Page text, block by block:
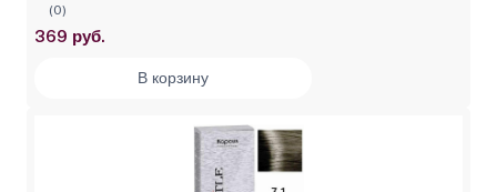
(0)
369 руб.
В корзину